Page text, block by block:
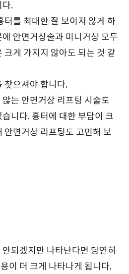
다.
터를 최대한 잘 보이지 않게 하
안면거상술과 미니거상 모두
크게 가지지 않아도 되는 것 같
찾으셔야 합니다.
는 안면거상 리프팅 시술도
니다. 흉터에 대한 부담이 크
안면거상 리프팅도 고민해 보
되겠지만 나타난다면 당연히
이 더 크게 나타나게 됩니다.